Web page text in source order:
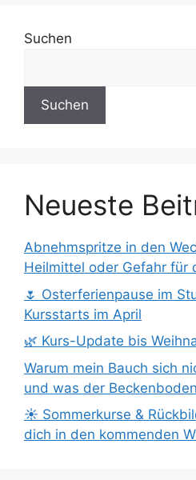
Suchen
Suchen
Neueste
Abnehmspritze in den
Heilmittel oder Gefahr für
🌷 Osterferienpause im
Kursstarts im April
🌿 Kurs-Update bis
Warum mein Bauch sich
und was der
☀️ Sommerkurse &
dich in den kommenden